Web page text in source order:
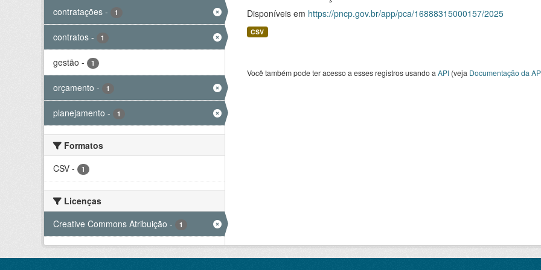
contratações - 1
contratos - 1
gestão - 1
orçamento - 1
planejamento - 1
Formatos
CSV - 1
Licenças
Creative Commons Atribuição - 1
Disponíveis em https://pncp.gov.br/app/pca/16888315000157/2025
CSV
Você também pode ter acesso a esses registros usando a API(veja Documentação da